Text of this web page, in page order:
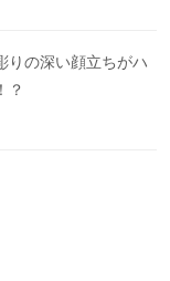
りの深い顔立ちがハ
？